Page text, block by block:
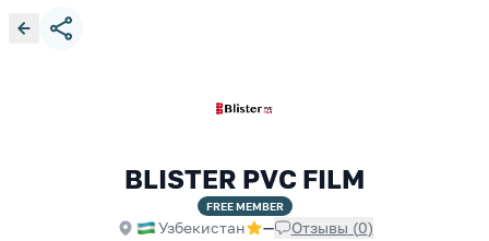
BLISTER PVC FILM
FREEMEMBER
Узбекистан — Отзывы (0)